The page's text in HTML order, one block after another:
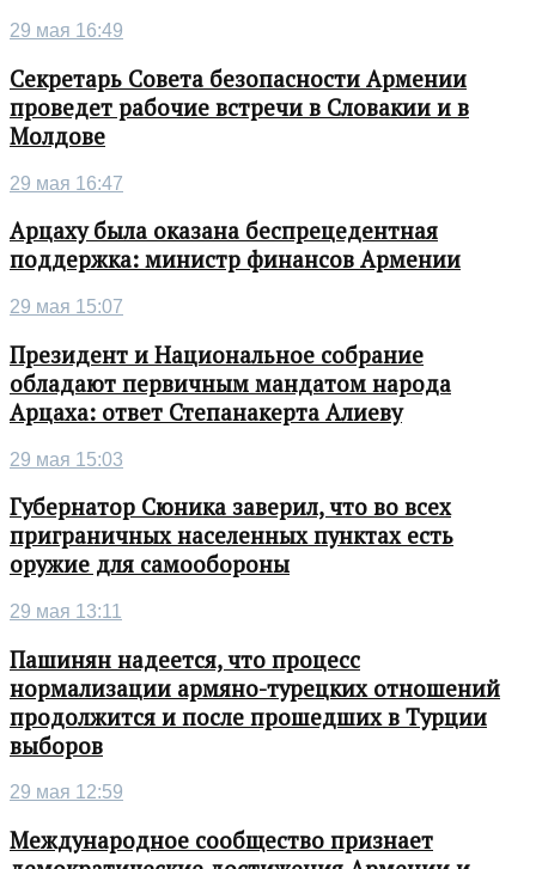
29 мая 16:49
Секретарь Совета безопасности Армении
проведет рабочие встречи в Словакии и в
Молдове
29 мая 16:47
Арцаху была оказана беспрецедентная
поддержка: министр финансов Армении
29 мая 15:07
Президент и Национальное собрание
обладают первичным мандатом народа
Арцаха: ответ Степанакерта Алиеву
29 мая 15:03
Губернатор Сюника заверил, что во всех
приграничных населенных пунктах есть
оружие для самообороны
29 мая 13:11
Пашинян надеется, что процесс
нормализации армяно-турецких отношений
продолжится и после прошедших в Турции
выборов
29 мая 12:59
Международное сообщество признает